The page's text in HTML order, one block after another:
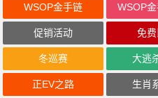
WSOP金手链 WSOP
促销活动 免
冬巡赛 大逃
正EV之路 生肖